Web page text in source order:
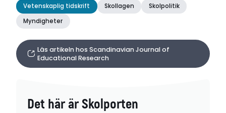
Vetenskaplig tidskrift Skollagen
Skolpolitik
Myndigheter
Läs artikeln hos Scandinavian Journal of
Educational Research
Det här är Skolporten